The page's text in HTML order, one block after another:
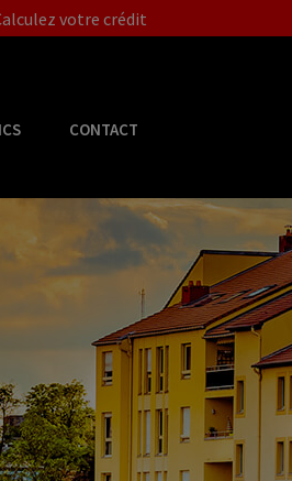
votre crédit
CONTACT